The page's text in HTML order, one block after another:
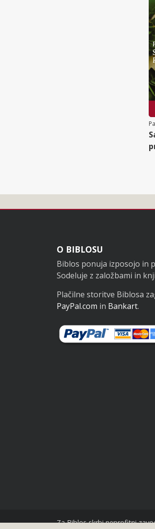
Noga
O BIBLOSU
Biblos ponuja izposojo in
Sodeluje z založbami in
Plačilne storitve Biblosa
PayPal.com in Bankart.
Za Biblos skrbi neprofitni